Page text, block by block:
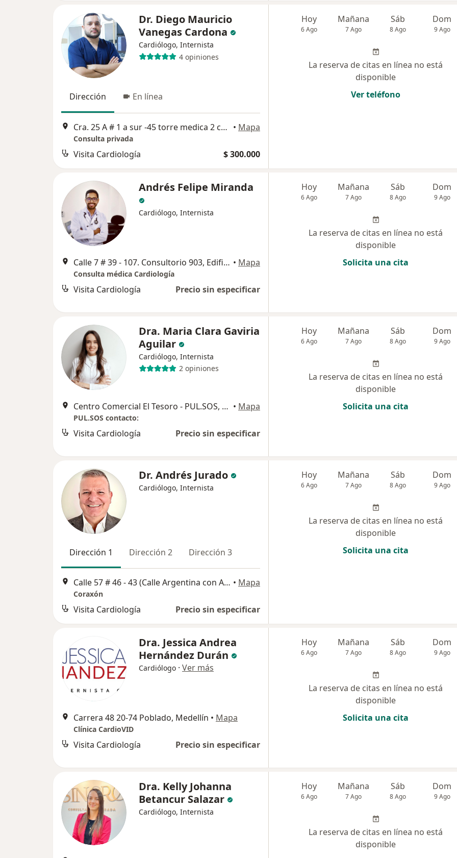
Dr. Diego Mauricio
Vanegas Cardona
Cardiólogo, Internista
4 opiniones
Dirección En línea
Cra. 25 A # 1 a sur -45 torre medica 2 consultorio 1251, Medellín • Mapa
Consulta privada
Visita Cardiología $ 300.000
Hoy
6 Ago
Mañana
7 Ago
Sáb
8 Ago
Dom
9 Ago
La reserva de citas en línea no está
disponible
Ver teléfono
Andrés Felipe Miranda
Cardiólogo, Internista
Calle 7 # 39 - 107. Consultorio 903, Edificio Medical, Medellín • Mapa
Consulta médica Cardiología
Visita Cardiología Precio sin especificar
Hoy
6 Ago
Mañana
7 Ago
Sáb
8 Ago
Dom
9 Ago
La reserva de citas en línea no está
disponible
Solicita una cita
Dra. Maria Clara Gaviria
Aguilar
Cardiólogo, Internista
2 opiniones
Centro Comercial El Tesoro - PUL.SOS, Medellín • Mapa
PUL.SOS contacto:
Visita Cardiología Precio sin especificar
Hoy
6 Ago
Mañana
7 Ago
Sáb
8 Ago
Dom
9 Ago
La reserva de citas en línea no está
disponible
Solicita una cita
Dr. Andrés Jurado
Cardiólogo, Internista
Dirección 1 Dirección 2 Dirección 3
Calle 57 # 46 - 43 (Calle Argentina con Avenida Oriental) , Medellín • Mapa
Coraxón
Visita Cardiología Precio sin especificar
Hoy
6 Ago
Mañana
7 Ago
Sáb
8 Ago
Dom
9 Ago
La reserva de citas en línea no está
disponible
Solicita una cita
Dra. Jessica Andrea
Hernández Durán
Cardiólogo · Ver más
Carrera 48 20-74 Poblado, Medellín • Mapa
Clínica CardioVID
Visita Cardiología Precio sin especificar
Hoy
6 Ago
Mañana
7 Ago
Sáb
8 Ago
Dom
9 Ago
La reserva de citas en línea no está
disponible
Solicita una cita
Dra. Kelly Johanna
Betancur Salazar
Cardiólogo, Internista
Hoy
6 Ago
Mañana
7 Ago
Sáb
8 Ago
Dom
9 Ago
La reserva de citas en línea no está
disponible